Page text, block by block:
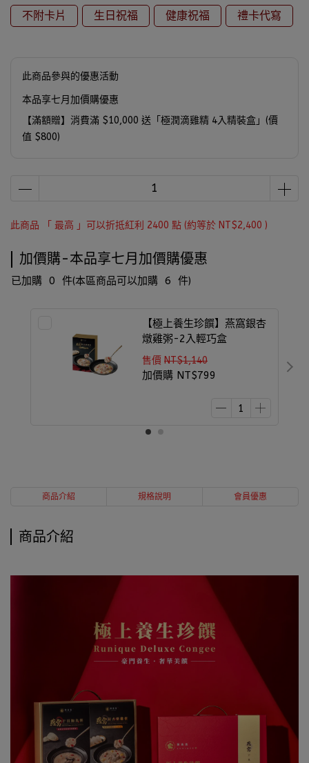
不附卡片
生日祝福 健康祝福 禮卡代寫
此商品參與的優惠活動
本品享七月加價購優惠
【滿額贈】消費滿 $10,000 送「極潤滴雞精 4入精裝盒」(價
值 $800)
此商品 「 最高 」可以折抵紅利 2400 點 (約等於 NT$2,400 )
加價購-本品享七月加價購優惠
已加購 0 件(本區商品可以加購 6 件)
【極上養生珍饌】燕窩銀杏
燉雞粥-2入輕巧盒
售價 NT$1,140
加價購 NT$799
商品介紹 規格說明 會員優惠
商品介紹